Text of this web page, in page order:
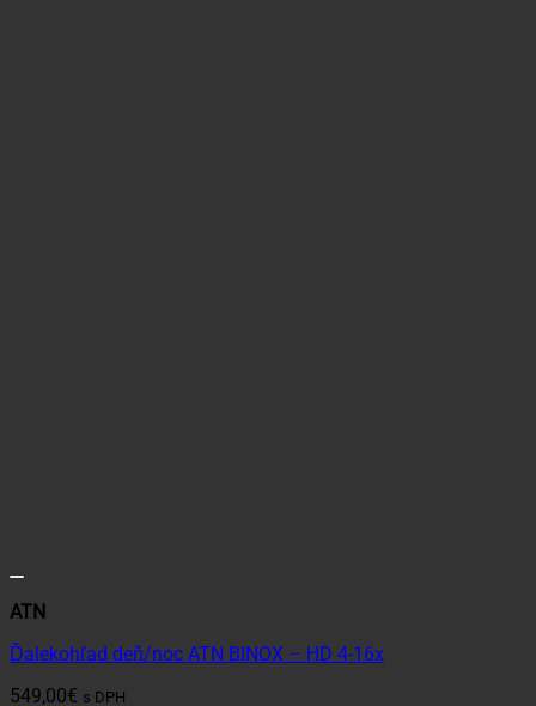
ATN
Ďalekohľad deň/noc ATN BINOX – HD 4-16x
549,00€ s DPH